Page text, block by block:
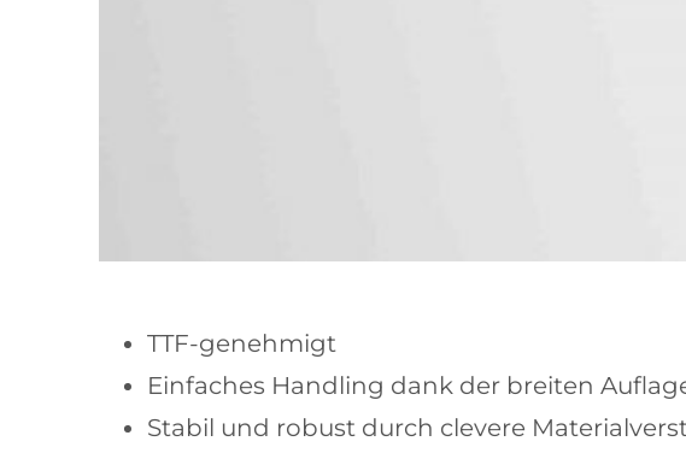
TTF-genehmigt
Einfaches Handling dank der breiten
Stabil und robust durch clevere